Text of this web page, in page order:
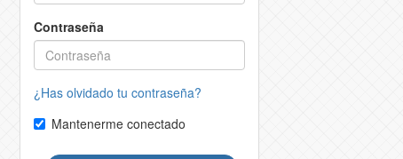
Contraseña
¿Has olvidado tu contraseña?
Mantenerme conectado